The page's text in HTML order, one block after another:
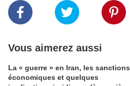
Vous aimerez aussi
La « guerre » en Iran, les sanctions
économiques et quelques